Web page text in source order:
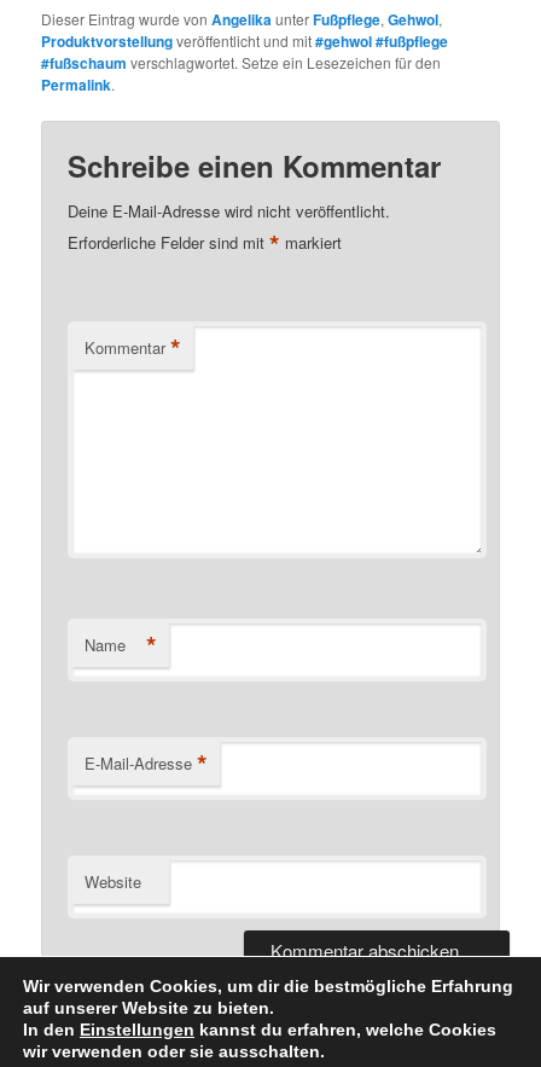
Dieser Eintrag wurde vonAngelika unterFußpflege,Gehwol,
Produktvorstellungveröffentlicht und mit#gehwol #fußpflege
#fußschaum verschlagwortet. Setze ein Lesezeichen für den
Permalink.
Schreibe einen Kommentar
Deine E-Mail-Adresse wird nicht veröffentlicht.
Erforderliche Felder sind mit* markiert
Kommentar *
Name *
E-Mail-Adresse *
Website
Datenschutzerklärung Stolz präsentiert von WordPress
Wir verwenden Cookies, um dir die bestmögliche Erfahrung
auf unserer Website zu bieten.
In den Einstellungen kannst du erfahren, welche Cookies
wir verwenden oder sie ausschalten.